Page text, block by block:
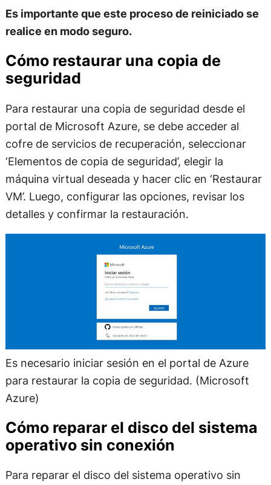
Es importante que este proceso de reiniciado se
realice en modo seguro.
Cómo restaurar una copia de
seguridad
Para restaurar una copia de seguridad desde el
portal de Microsoft Azure, se debe acceder al
cofre de servicios de recuperación, seleccionar
‘Elementos de copia de seguridad’, elegir la
máquina virtual deseada y hacer clic en ‘Restaurar
VM’. Luego, configurar las opciones, revisar los
detalles y confirmar la restauración.
Es necesario iniciar sesión en el portal de Azure
para restaurar la copia de seguridad. (Microsoft
Azure)
Cómo reparar el disco del sistema
operativo sin conexión
Para reparar el disco del sistema operativo sin